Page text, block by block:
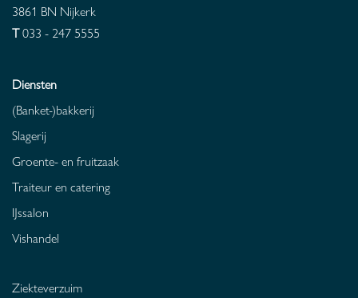
3861 BN Nijkerk
T033 - 247 5555
Diensten
(Banket-)bakkerij
Slagerij
Groente- en fruitzaak
Traiteur en catering
IJssalon
Vishandel
Ziekteverzuim